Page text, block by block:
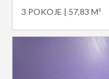
3 POKOJE 57,83 M²